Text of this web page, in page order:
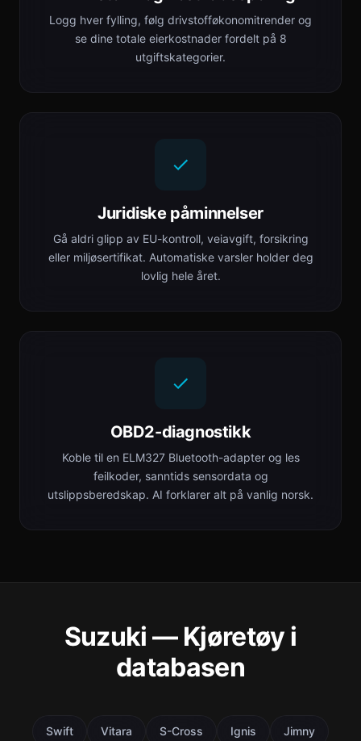
Logg hver fylling, følg drivstofføkonomitrender og
se dine totale eierkostnader fordelt på 8
utgiftskategorier.
Juridiske påminnelser
Gå aldri glipp av EU-kontroll, veiavgift, forsikring
eller miljøsertifikat. Automatiske varsler holder deg
lovlig hele året.
OBD2-diagnostikk
Koble til en ELM327 Bluetooth-adapter og les
feilkoder, sanntids sensordata og
utslippsberedskap. AI forklarer alt på vanlig norsk.
Suzuki — Kjøretøy i
databasen
Swift Vitara S-Cross Ignis Jimny